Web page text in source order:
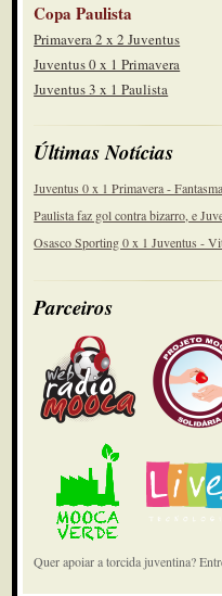
Copa Paulista
Primavera 2 x 2 Juventus
Juventus 0 x 1 Primavera
Juventus 3 x 1 Paulista
Últimas Notícias
Juventus 0 x 1 Primavera -
Paulista faz gol contra bizarro, e
Osasco Sporting 0 x 1 Juventus -
Parceiros
Quer apoiar a torcida juventina?